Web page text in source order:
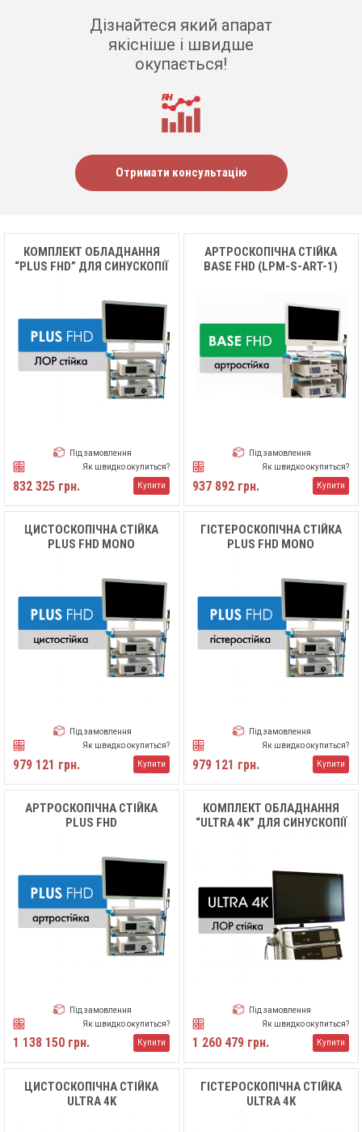
Дізнайтеся який апарат
якісніше і швидше
окупається!
Отримати консультацію
КОМПЛЕКТ ОБЛАДНАННЯ
“PLUS FHD” ДЛЯ СИНУСКОПІЇ
Під замовлення
Як швидко окупиться?
832 325 грн. Купити
АРТРОСКОПІЧНА СТІЙКА
BASE FHD (LPM-S-ART-1)
Під замовлення
Як швидко окупиться?
937 892 грн. Купити
ЦИСТОСКОПІЧНА СТІЙКА
PLUS FHD MONO
Під замовлення
Як швидко окупиться?
979 121 грн. Купити
ГІСТЕРОСКОПІЧНА СТІЙКА
PLUS FHD MONO
Під замовлення
Як швидко окупиться?
979 121 грн. Купити
АРТРОСКОПІЧНА СТІЙКА
PLUS FHD
Під замовлення
Як швидко окупиться?
1 138 150 грн. Купити
КОМПЛЕКТ ОБЛАДНАННЯ
“ULTRA 4K” ДЛЯ СИНУСКОПІЇ
Під замовлення
Як швидко окупиться?
1 260 479 грн. Купити
ЦИСТОСКОПІЧНА СТІЙКА
ULTRA 4K
ГІСТЕРОСКОПІЧНА СТІЙКА
ULTRA 4K